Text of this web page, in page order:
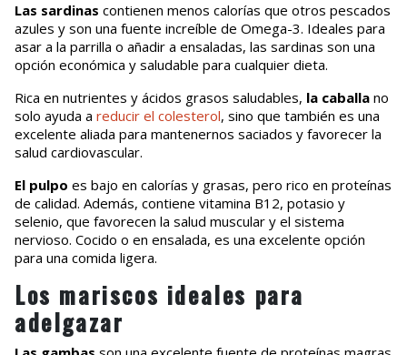
Las sardinas contienen menos calorías que otros pescados
azules y son una fuente increíble de Omega-3. Ideales para
asar a la parrilla o añadir a ensaladas, las sardinas son una
opción económica y saludable para cualquier dieta.
Rica en nutrientes y ácidos grasos saludables, la caballa no
solo ayuda a reducir el colesterol, sino que también es una
excelente aliada para mantenernos saciados y favorecer la
salud cardiovascular.
El pulpo es bajo en calorías y grasas, pero rico en proteínas
de calidad. Además, contiene vitamina B12, potasio y
selenio, que favorecen la salud muscular y el sistema
nervioso. Cocido o en ensalada, es una excelente opción
para una comida ligera.
Los mariscos ideales para
adelgazar